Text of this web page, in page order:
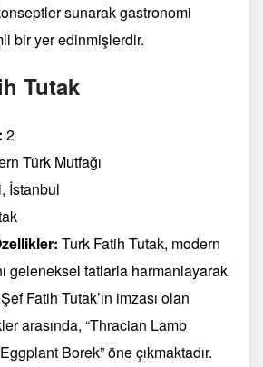
sunarak gastronomi
bir yer edinmişlerdir.
Tutak
2
Türk Mutfağı
İstanbul
Turk Fatih Tutak, modern
geleneksel tatlarla harmanlayarak
Fatih Tutak’ın imzası olan
arasında, “Thracian Lamb
Borek” öne çıkmaktadır.